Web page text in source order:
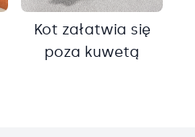
Kot załatwia się
poza kuwetą